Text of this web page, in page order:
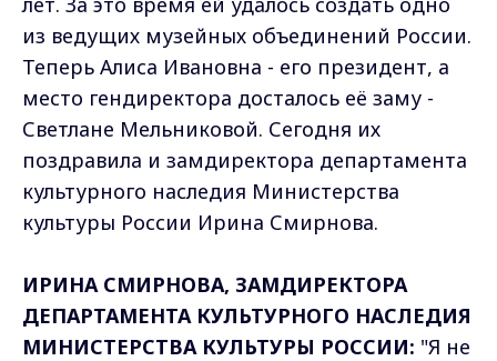
из ведущих музейных объединений России.
Теперь Алиса Ивановна - его президент, а
место гендиректора досталось её заму -
Светлане Мельниковой. Сегодня их
поздравила и замдиректора департамента
культурного наследия Министерства
культуры России Ирина Смирнова.
ИРИНА СМИРНОВА, ЗАМДИРЕКТОРА
ДЕПАРТАМЕНТА КУЛЬТУРНОГО НАСЛЕДИЯ
МИНИСТЕРСТВА КУЛЬТУРЫ РОССИИ: "Я не